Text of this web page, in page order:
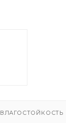
ВЛАГОСТОЙКОСТЬ